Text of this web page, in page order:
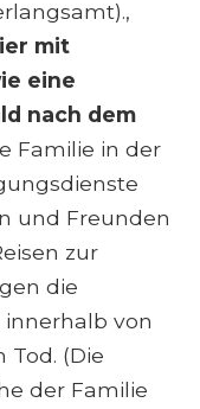
mit
eine
nach dem
Familie in der
und Freunden
zur
die
von
Tod. (Die
der Familie